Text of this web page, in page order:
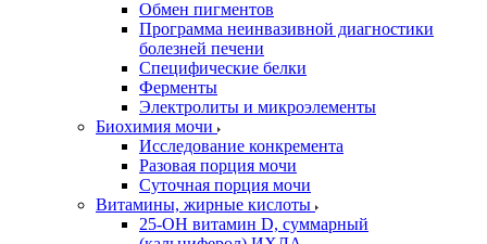
Обмен пигментов
Программа неинвазивной диагностики
болезней печени
Специфические белки
Ферменты
Электролиты и микроэлементы
Биохимия мочи
Исследование конкремента
Разовая порция мочи
Суточная порция мочи
Витамины, жирные кислоты
25-OH витамин D, суммарный